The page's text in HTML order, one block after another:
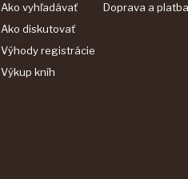
Ako vyhľadávať
Ako diskutovať
Výhody registrácie
Výkup kníh
Doprava a platba